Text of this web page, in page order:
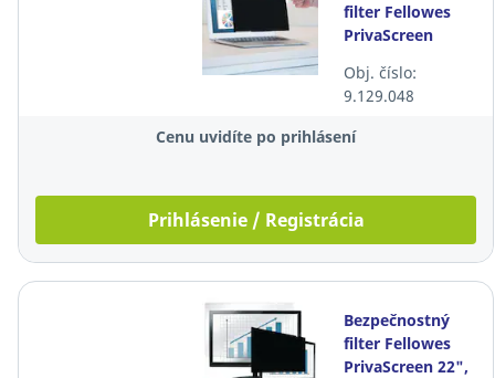
filter Fellowes
PrivaScreen
širokouhlý, 16:9
Obj. číslo:
9.129.048
Cenu uvidíte po prihlásení
Prihlásenie / Registrácia
Bezpečnostný
filter Fellowes
PrivaScreen 22",